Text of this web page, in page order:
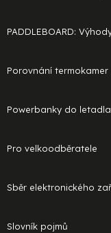
PADDLEBOARD:
Porovnání termokamer
Powerbanky do
Pro velkoodběratele
Sběr elektronického
Slovník pojmů